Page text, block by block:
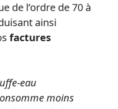
de l’ordre de 70 à
ainsi
factures
eau
moins